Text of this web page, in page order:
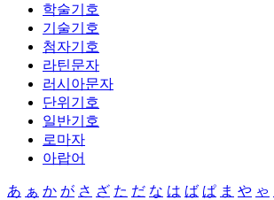
학술기호
기술기호
첨자기호
라틴문자
러시아문자
단위기호
일반기호
로마자
아랍어
あ ぁ か が さ ざ た だ な は ば ぱ ま や ゃ